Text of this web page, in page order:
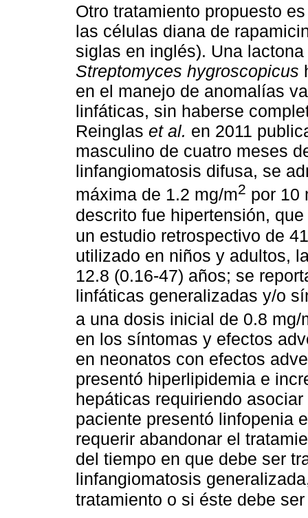
Otro tratamiento propuesto
las células diana de
siglas en inglés). Una
Streptomyces hygroscopicus
en el manejo de anomalías
linfáticas, sin haberse
Reinglas et al. en 2011
masculino de cuatro meses
linfangiomatosis difusa, se
máxima de 1.2 mg/m2 por 10
descrito fue hipertensión,
un estudio retrospectivo de
utilizado en niños y adultos,
12.8 (0.16-47) años; se
linfáticas generalizadas y/o
a una dosis inicial de 0.8 mg/
en los síntomas y efectos
en neonatos con efectos
presentó hiperlipidemia e
hepáticas requiriendo
paciente presentó linfopenia
requerir abandonar el
del tiempo en que debe ser
linfangiomatosis
tratamiento o si éste debe